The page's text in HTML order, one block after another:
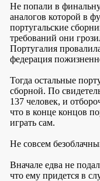
Не попали в
аналогов которой в
португальские
требований они
Португалия
федерация
Тогда остальные
сборной. По
137 человек, и
что в конце концов
играть сам.
Не совсем
Вначале едва не
что ему придется в